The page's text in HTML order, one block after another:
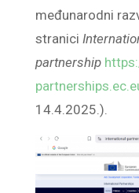
međunarodni
stranici
partnership
14.4.2025.).